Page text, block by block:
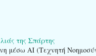
της Σπάρτης
μέσω AI (Τεχνητή